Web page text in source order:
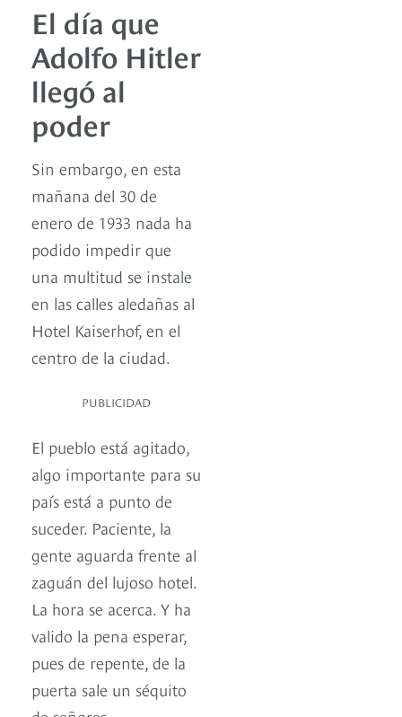
El día que
Adolfo Hitler
llegó al
poder
Sin embargo, en esta
mañana del 30 de
enero de 1933 nada ha
podido impedir que
una multitud se instale
en las calles aledañas al
Hotel Kaiserhof, en el
centro de la ciudad.
PUBLICIDAD
El pueblo está agitado,
algo importante para su
país está a punto de
suceder. Paciente, la
gente aguarda frente al
zaguán del lujoso hotel.
La hora se acerca. Y ha
valido la pena esperar,
pues de repente, de la
puerta sale un séquito